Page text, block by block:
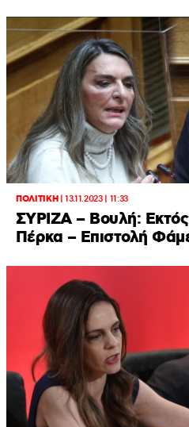
ΠΟΛΙΤΙΚΗ|13.11.2023 | 11:33
ΣΥΡΙΖΑ – Βουλή:
Πέρκα – Επιστολή